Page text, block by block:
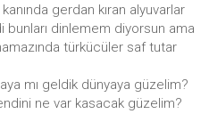
gerdan kıran alyuvarlar
bunları dinlemem diyorsun ama
türkücüler saf tutar
mı geldik dünyaya güzelim?
ne var kasacak güzelim?